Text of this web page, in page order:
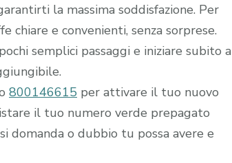
la massima soddisfazione. Per
e convenienti, senza sorprese.
semplici passaggi e iniziare subito a
800146615 per attivare il tuo nuovo
il tuo numero verde prepagato
domanda o dubbio tu possa avere e